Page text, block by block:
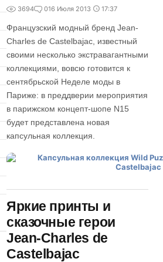
3694 016 Июля 2013 17:37
Французский модный бренд Jean-
Charles de Castelbajac, известный
своими несколько экстравагантными
коллекциями, вовсю готовится к
сентябрьской Неделе моды в
Париже: в преддверии мероприятия
в парижском концепт-шопе N15
будет представлена новая
капсульная коллекция.
Яркие принты и
сказочные герои
Jean-Charles de
Castelbajac